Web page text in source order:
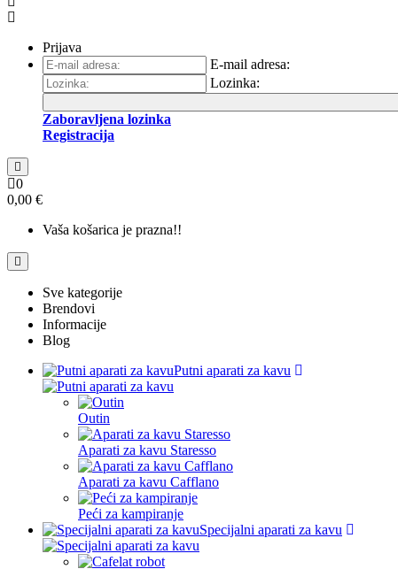
Prijava
E-mail adresa:
Lozinka:
Zaboravljena lozinka
Registracija
0
0,00 €
Vaša košarica je prazna!!
Sve kategorije
Brendovi
Informacije
Blog
Putni aparati za kavu
Outin
Aparati za kavu Staresso
Aparati za kavu Cafflano
Peći za kampiranje
Specijalni aparati za kavu